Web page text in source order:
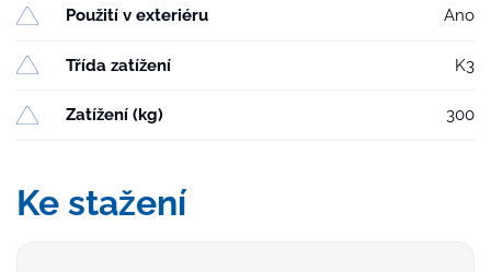
Použití v exteriéru Ano
Třída zatížení K3
Zatížení (kg) 300
Ke stažení